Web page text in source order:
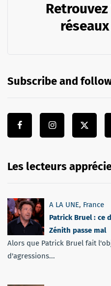
Subscribe and
Les lecteurs
A LA UNE, France
Patrick Bruel : ce
Zénith passe mal
Alors que Patrick Bruel fait
d'agressions...